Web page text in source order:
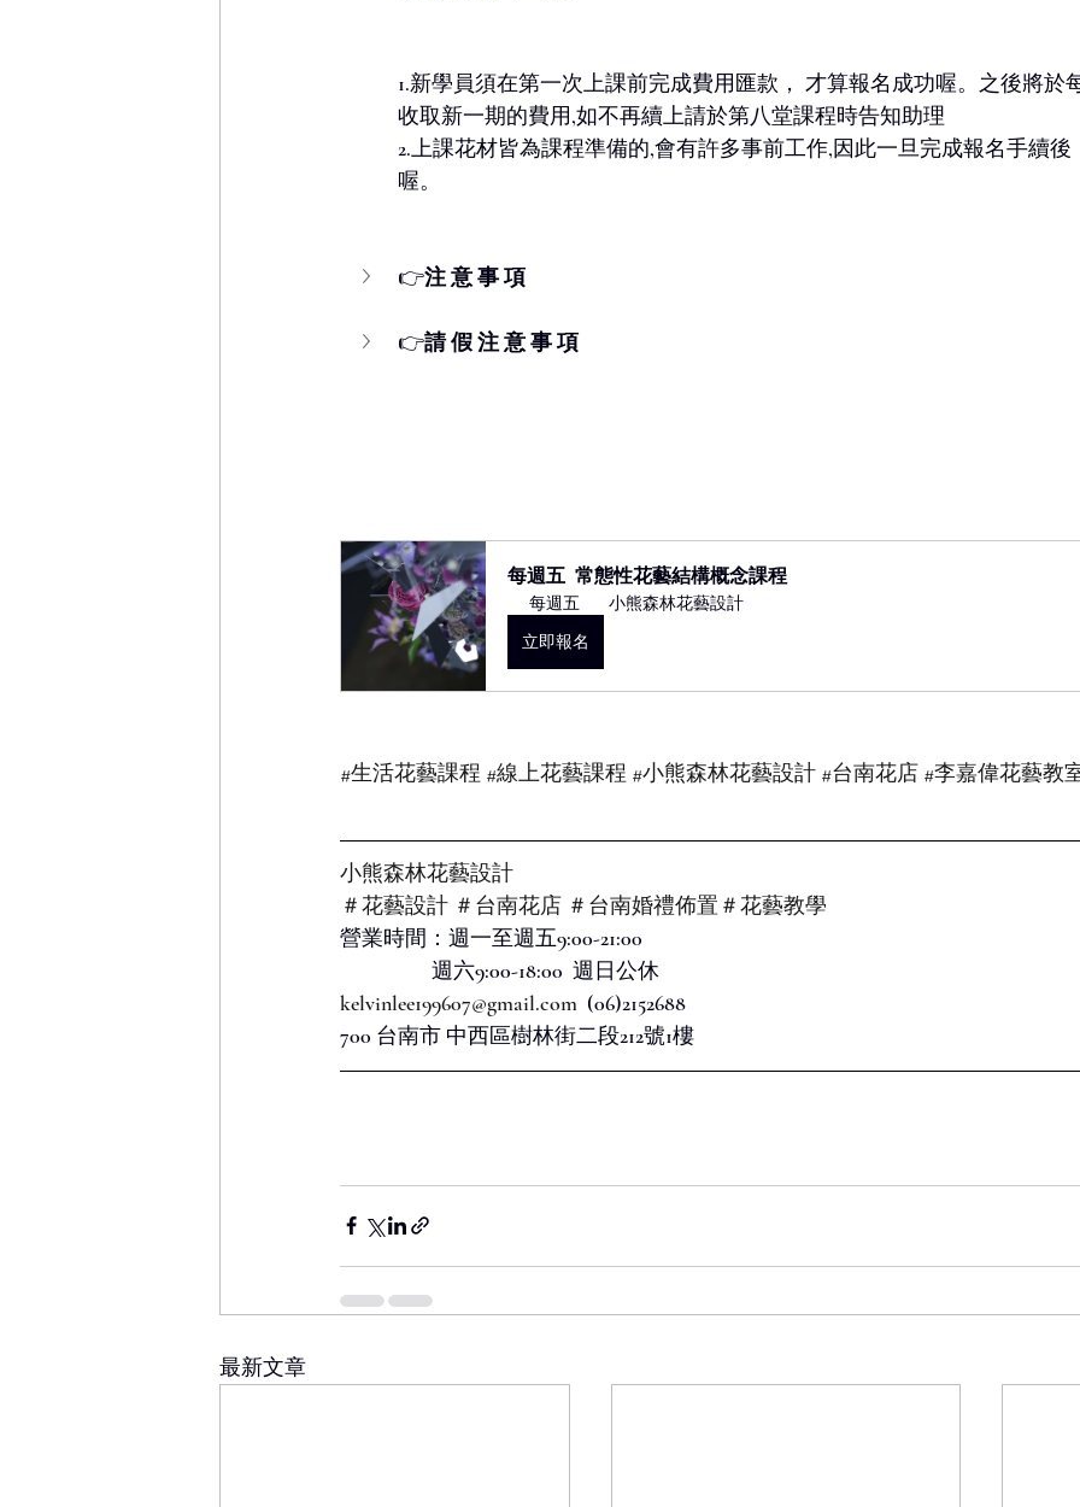
1.新學員須在第一次上課前完成費用匯款， 才算報名成功喔。之後將於
收取新一期的費用,如不再續上請於第八堂課程時告知助理
2.上課花材皆為課程準備的,會有許多事前工作,因此一旦完成報名手續
喔。
👉注 意 事 項
👉請 假 注 意 事 項
每週五  常態性花藝結構概念課程
每週五
小熊森林花藝設計
立即報名
#生活花藝課程 #線上花藝課程 #小熊森林花藝設計 #台南花店 #李嘉偉花藝教
小熊森林花藝設計
＃花藝設計 ＃台南花店 ＃台南婚禮佈置＃花藝教學
營業時間：週一至週五9:00-21:00
                   週六9:00-18:00  週日公休
kelvinlee199607@gmail.com
  (06)2152688
700 台南市 中西區樹林街二段212號1樓
最新文章